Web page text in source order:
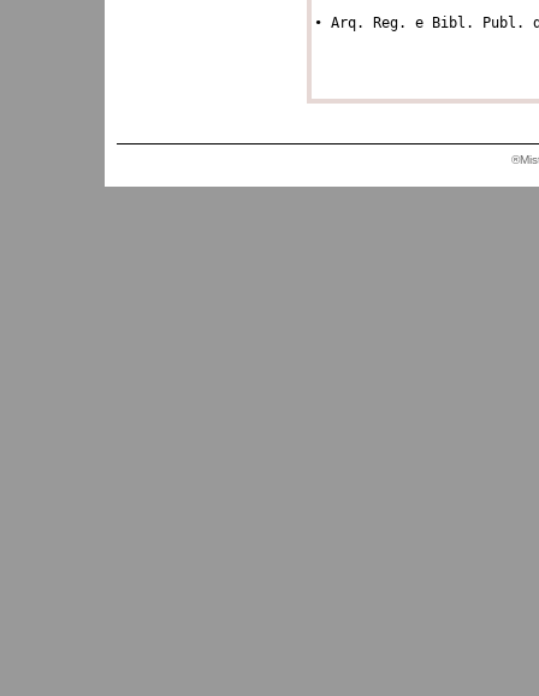
• Arq. Reg. e Bibl. Publ.